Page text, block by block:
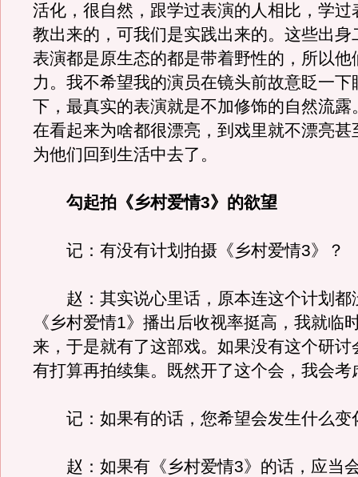
活化，很自然，跟学过表演的人相比，学过
教出来的，可我们是实践出来的。这些出身
表演都是原生态的都是带着野性的，所以他
力。我不希望我的演员在镜头前故意眨一下
下，最真实的表演就是不加修饰的自然流露
在看起来为啥都很漂亮，到戏里就不漂亮甚
为他们回到生活中去了。
勾起拍《乡村爱情3》的欲望
记：有没有计划拍摄《乡村爱情3》？
赵：其实说心里话，原本连这个计划都
《乡村爱情1》播出后收视率挺高，我就临
来，于是就有了这部戏。如果没有这个研讨
有打算再拍续集。既然开了这个会，我会考
记：如果有的话，您希望会发生什么变
赵：如果有《乡村爱情3》的话，应当